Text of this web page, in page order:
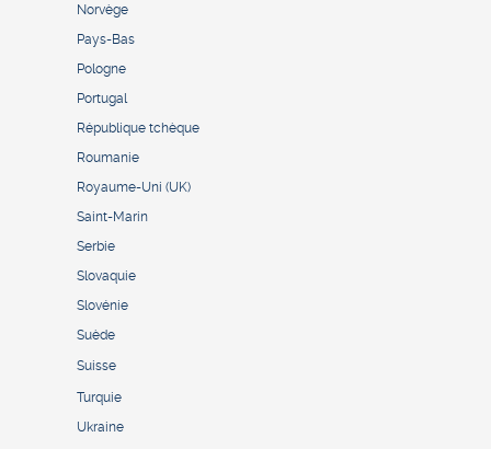
Norvège
Pays-Bas
Pologne
Portugal
République tchèque
Roumanie
Royaume-Uni (UK)
Saint-Marin
Serbie
Slovaquie
Slovénie
Suède
Suisse
Turquie
Ukraine